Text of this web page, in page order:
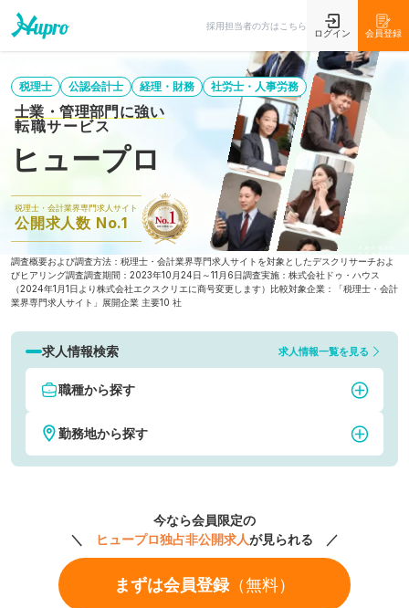
採用担当者の方はこちら
ログイン 会員登録
税理士 公認会計士 経理・財務 社労士・人事労務
士業・管理部門に強い
転職サービス
ヒュープロ
税理士・会計業界専門求人サイト
公開求人数 No.1
調査概要および調査方法：税理士・会計業界専門求人サイトを対象としたデスクリサーチおよ
びヒアリング調査調査期間：2023年10月24日～11月6日調査実施：株式会社ドゥ・ハウス
（2024年1月1日より株式会社エクスクリエに商号変更します） 比較対象企業：「税理士・会計
業界専門求人サイト」展開企業 主要10 社
求人情報検索 求人情報一覧を見る
職種から探す
税理士・税務
経理 財務
人事・労務 法務・知財
勤務地から探す
千葉
大阪 京都
今なら会員限定の
＼
ヒュープロ独占非公開求人が見られる ／
まずは会員登録（無料）